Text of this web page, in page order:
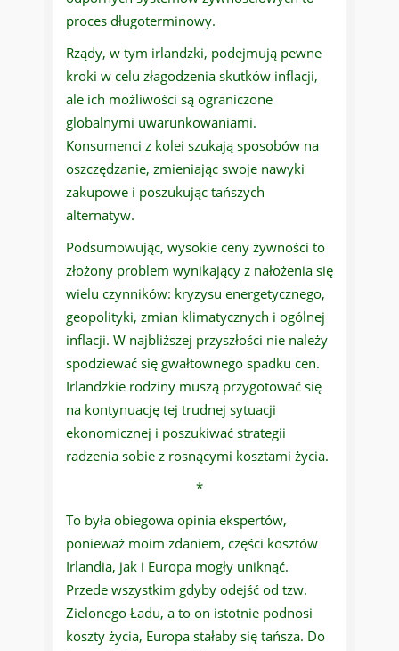
proces długoterminowy.
Rządy, w tym irlandzki, podejmują pewne
kroki w celu złagodzenia skutków inflacji,
ale ich możliwości są ograniczone
globalnymi uwarunkowaniami.
Konsumenci z kolei szukają sposobów na
oszczędzanie, zmieniając swoje nawyki
zakupowe i poszukując tańszych
alternatyw.
Podsumowując, wysokie ceny żywności to
złożony problem wynikający z nałożenia się
wielu czynników: kryzysu energetycznego,
geopolityki, zmian klimatycznych i ogólnej
inflacji. W najbliższej przyszłości nie należy
spodziewać się gwałtownego spadku cen.
Irlandzkie rodziny muszą przygotować się
na kontynuację tej trudnej sytuacji
ekonomicznej i poszukiwać strategii
radzenia sobie z rosnącymi kosztami życia.
*
To była obiegowa opinia ekspertów,
ponieważ moim zdaniem, części kosztów
Irlandia, jak i Europa mogły uniknąć.
Przede wszystkim gdyby odejść od tzw.
Zielonego Ładu, a to on istotnie podnosi
koszty życia, Europa stałaby się tańsza. Do